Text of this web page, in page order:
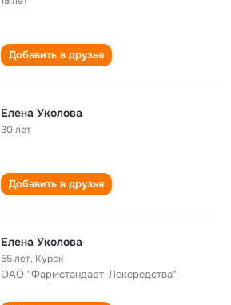
Добавить в друзья
Елена Уколова
30 лет
Добавить в друзья
Елена Уколова
55 лет, Курск
ОАО "Фармстандарт-Лексредства"